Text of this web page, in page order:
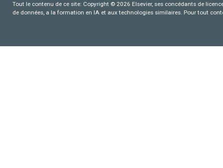
Tout le contenu de ce site: Copyright © 2026 Elsevier, ses concédants de
de données, a la formation en IA et aux technologies similaires. Pour tout